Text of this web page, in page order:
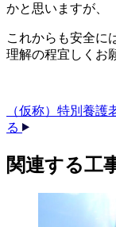
かと思いますが、
これからも安全に
理解の程宜しくお
（仮称）特別養
る
関連する​工